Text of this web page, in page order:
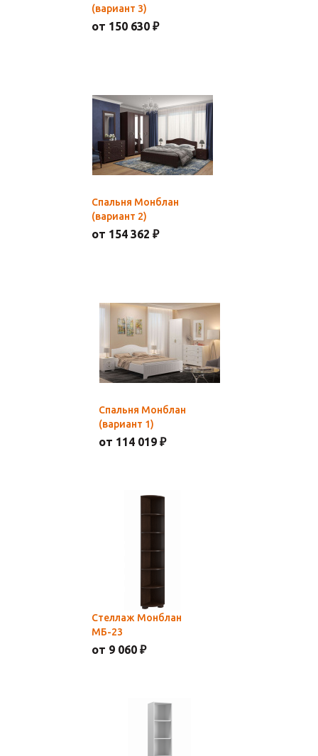
(вариант 3)
от 150 630 ₽
Спальня Монблан
(вариант 2)
от 154 362 ₽
Спальня Монблан
(вариант 1)
от 114 019 ₽
Стеллаж Монблан
МБ-23
от 9 060 ₽